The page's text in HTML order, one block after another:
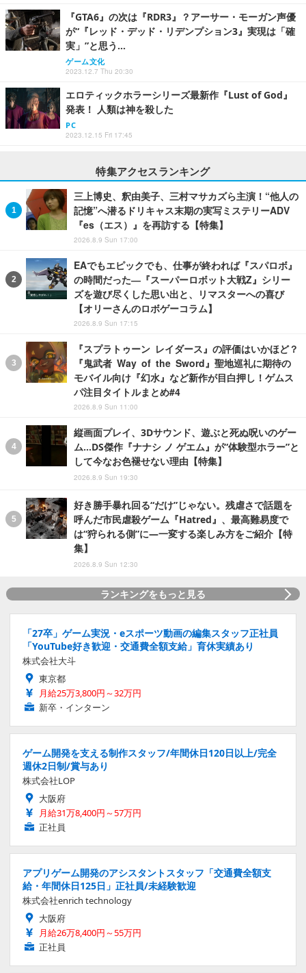
『GTA6』の次は『RDR3』？アーサー・モーガン声優
が“『レッド・デッド・リデンプション3』実現は「確
実」”と思う…
ゲーム文化
2023.12.7 Thu 20:30
エロティックホラーシリーズ最新作『Lust of God』
発表！ 人類は神を殺した
PC
2023.12.15 Fri 17:45
特集アクセスランキング
三上博史、釈由美子、三村マサカズら主演！“他人の
記憶”へ潜るドリキャス末期の実写ミステリーADV
『es（エス）』を再訪する【特集】
2026.8.9 Sun 17:00
EAでもエピックでも、仕事が終われば『スパロボ』
の時間だった―『スーパーロボット大戦Z』シリー
ズを遊び尽くした思い出と、リマスターへの喜び
【オリーさんのロボゲーコラム】
2026.8.9 Sun 17:15
『スプラトゥーン レイダース』の評価はいかほど？
『鬼武者 Way of the Sword』聖地巡礼に期待の
モバイル向け『幻水』など新作が目白押し！ゲムス
パ注目タイトルまとめ#4
2026.8.9 Sun 11:00
縦画面プレイ、3Dサウンド、遊ぶと死ぬ呪いのゲー
ム…DS傑作『ナナシ ノ ゲエム』が“体験型ホラー”と
して今なお色褪せない理由【特集】
2026.8.9 Sun 19:30
好き勝手暴れ回る“だけ”じゃない。残虐さで話題を
呼んだ市民虐殺ゲーム『Hatred』、最高難易度で
は“狩られる側”に―一変する楽しみ方をご紹介【特
集】
2026.8.9 Sun 12:30
ランキングをもっと見る
「27卒」ゲーム実況・eスポーツ動画の編集スタッフ正社員
「YouTube好き歓迎・交通費全額支給」育休実績あり
株式会社大斗
東京都
月給25万3,800円～32万円
新卒・インターン
ゲーム開発を支える制作スタッフ/年間休日120日以上/完全
週休2日制/賞与あり
株式会社LOP
大阪府
月給31万8,400円～57万円
正社員
アプリゲーム開発のアシスタントスタッフ「交通費全額支
給・年間休日125日」正社員/未経験歓迎
株式会社enrich technology
大阪府
月給26万8,400円～55万円
正社員